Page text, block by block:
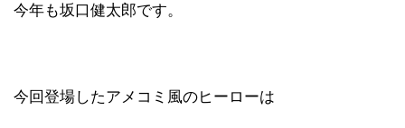
今年も坂口健太郎です。
今回登場したアメコミ風のヒーローは